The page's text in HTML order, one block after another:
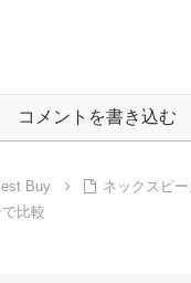
コメントを書き込む
Buy
ネックスピ
比較